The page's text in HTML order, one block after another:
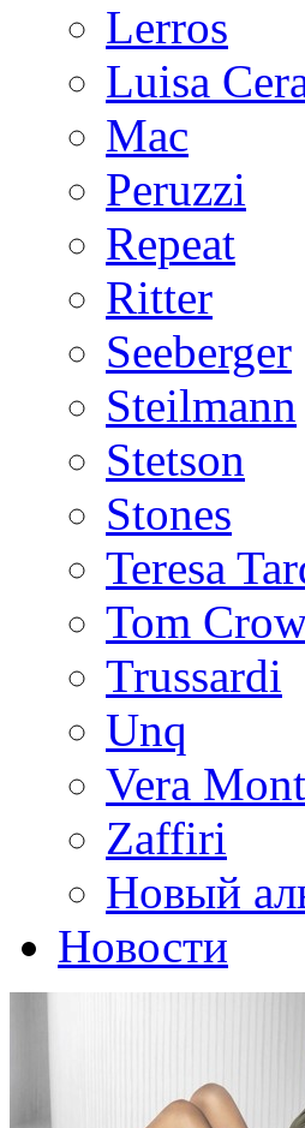
Lerros
Luisa
Mac
Peruzzi
Repeat
Ritter
Seeberger
Steilmann
Stetson
Stones
Teresa
Tom
Trussardi
Unq
Vera Mont
Zaffiri
Новый
Новости